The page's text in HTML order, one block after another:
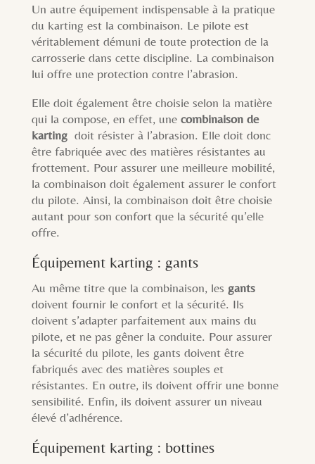
Un autre équipement indispensable à la pratique
du karting est la combinaison. Le pilote est
véritablement démuni de toute protection de la
carrosserie dans cette discipline. La combinaison
lui offre une protection contre l’abrasion.
Elle doit également être choisie selon la matière
qui la compose, en effet, une combinaison de
kartingdoit résister à l’abrasion. Elle doit donc
être fabriquée avec des matières résistantes au
frottement. Pour assurer une meilleure mobilité,
la combinaison doit également assurer le confort
du pilote. Ainsi, la combinaison doit être choisie
autant pour son confort que la sécurité qu’elle
offre.
Équipement karting : gants
Au même titre que la combinaison, les gants
doivent fournir le confort et la sécurité. Ils
doivent s’adapter parfaitement aux mains du
pilote, et ne pas gêner la conduite. Pour assurer
la sécurité du pilote, les gants doivent être
fabriqués avec des matières souples et
résistantes. En outre, ils doivent offrir une bonne
sensibilité. Enfin, ils doivent assurer un niveau
élevé d’adhérence.
Équipement karting : bottines